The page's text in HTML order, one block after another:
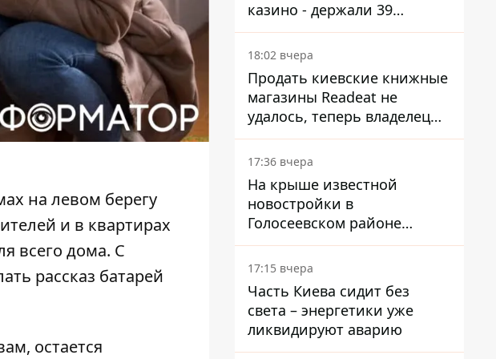
на левом берегу
и в квартирах
всего дома. С
рассказ батарей
остается
казино - держали 39
заведений
18:02 вчера
Продать киевские книжные
магазины Readeat не
удалось, теперь владелец
их просто закроет
17:36 вчера
На крыше известной
новостройки в
Голосеевском районе
разбивают парк площадью
в гектар
17:15 вчера
Часть Киева сидит без
света – энергетики уже
ликвидируют аварию